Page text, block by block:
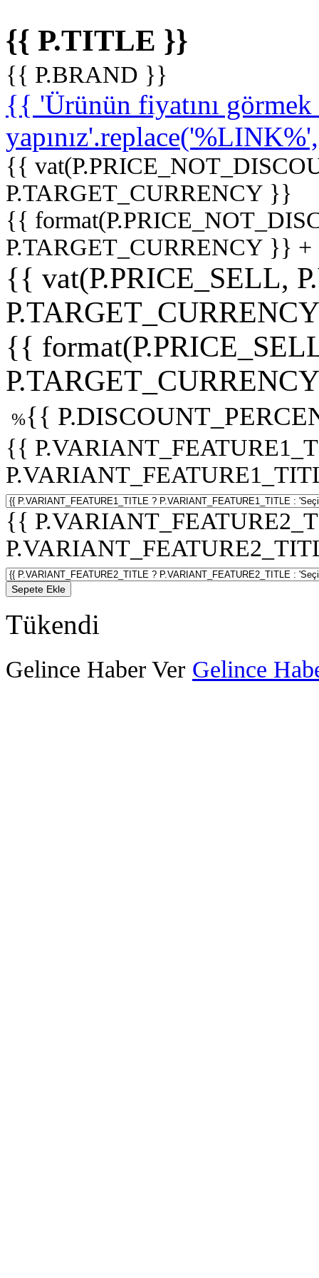
{{ P.TITLE }}
{{ P.BRAND }}
{{ 'Ürünün fiyatını
{{
P.TARGET_CURRENCY }}
{{
P.TARGET_CURRENCY }}
{{ vat(P.PRICE_SELL,
{{
%{{
{{
{{
Sepete Ekle
Tükendi
Gelince Haber Ver Gelince